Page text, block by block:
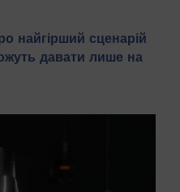
найгірший сценарій
давати лише на